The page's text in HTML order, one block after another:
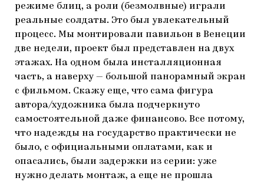
режиме блиц, а роли (безмолвные) играли
реальные солдаты. Это был увлекательный
процесс. Мы монтировали павильон в Венеции
две недели, проект был представлен на двух
этажах. На одном была инсталляционная
часть, а наверху — большой панорамный экран
с фильмом. Скажу еще, что сама фигура
автора/художника была подчеркнуто
самостоятельной даже финансово. Все потому,
что надежды на государство практически не
было, с официальными оплатами, как и
опасались, были задержки из серии: уже
нужно делать монтаж, а еще не прошла